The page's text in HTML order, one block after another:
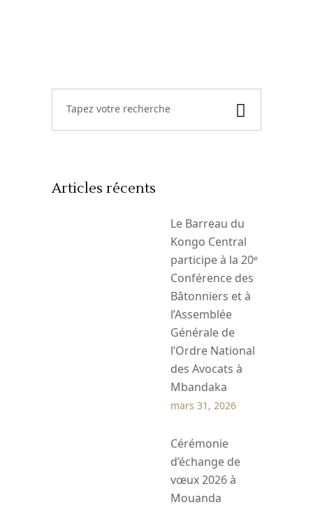
:
Articles récents
Le Barreau du
Kongo Central
participe à la 20ᵉ
Conférence des
Bâtonniers et à
l’Assemblée
Générale de
l’Ordre National
des Avocats à
Mbandaka
mars 31, 2026
Cérémonie
d’échange de
vœux 2026 à
Mouanda